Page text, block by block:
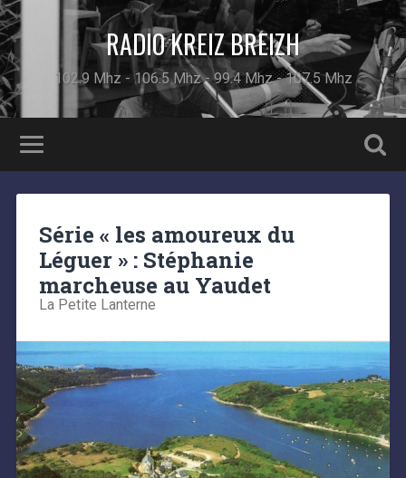
RADIO KREIZ BREIZH
102.9 Mhz - 106.5 Mhz - 99.4 Mhz - 107.5 Mhz
Série « les amoureux du
Léguer » : Stéphanie
marcheuse au Yaudet
La Petite Lanterne